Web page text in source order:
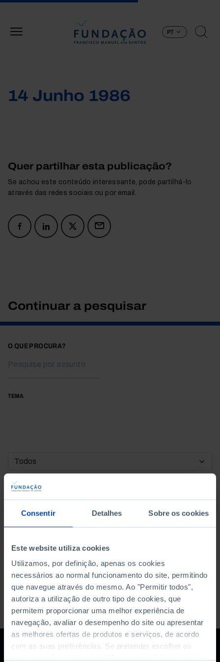
Consentir Detalhes Sobre os cookies
Este website utiliza cookies
Utilizamos, por definição, apenas os cookies
necessários ao normal funcionamento do site, permitindo
que navegue através do mesmo. Ao "Permitir todos",
autoriza a utilização de outro tipo de cookies, que
permitem proporcionar uma melhor experiência de
navegação, avaliar o desempenho do site ou apresentar
as melhores ofertas de produtos e serviços, de acordo
com as suas preferências. Se pretender escolher os
PT
14 Junho 1986
Quer partilhar esta publicação?
Se achou este conteúdo interessante, pode partilhá-lo
através das redes sociais ou por email.
Continuar a pesquisar
O QUE PROCURA?
TEMA
DATA DE INÍCIO
DATA DE FIM